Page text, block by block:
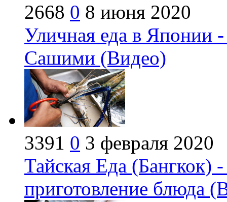
2668 0 8 июня 2020
Уличная еда в Японии -
Сашими (Видео)
3391 0 3 февраля 2020
Тайская Еда (Бангкок)
приготовление блюда